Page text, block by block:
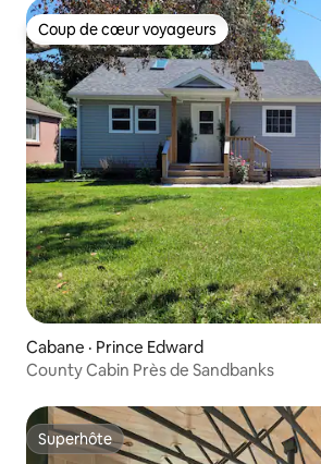
Coup de cœur voyageurs
Coup de cœur voyageurs
Cabane · Prince Edward
County Cabin Près de Sandbanks
Superhôte
Superhôte